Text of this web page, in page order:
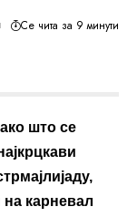
Се чита за 9 минути
што се
на карневал